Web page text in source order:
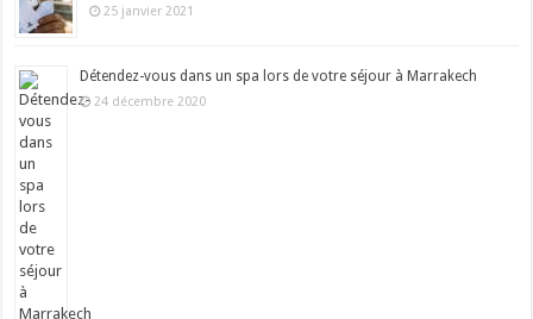
25 janvier 2021
Détendez-vous dans un spa lors de votre séjour à Marrakech
24 décembre 2020